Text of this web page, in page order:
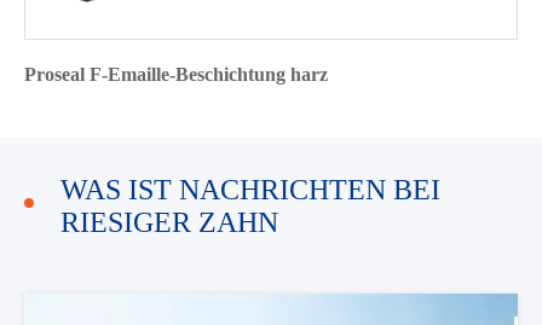
Proseal F-Emaille-Beschichtung harz
WAS IST NACHRICHTEN BEI
RIESIGER ZAHN